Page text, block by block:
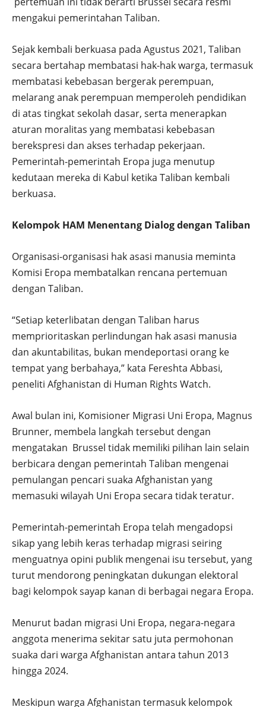
mengakui pemerintahan Taliban.
Sejak kembali berkuasa pada Agustus 2021, Taliban
secara bertahap membatasi hak-hak warga, termasuk
membatasi kebebasan bergerak perempuan,
melarang anak perempuan memperoleh pendidikan
di atas tingkat sekolah dasar, serta menerapkan
aturan moralitas yang membatasi kebebasan
berekspresi dan akses terhadap pekerjaan.
Pemerintah-pemerintah Eropa juga menutup
kedutaan mereka di Kabul ketika Taliban kembali
berkuasa.
Kelompok HAM Menentang Dialog dengan Taliban
Organisasi-organisasi hak asasi manusia meminta
Komisi Eropa membatalkan rencana pertemuan
dengan Taliban.
“Setiap keterlibatan dengan Taliban harus
memprioritaskan perlindungan hak asasi manusia
dan akuntabilitas, bukan mendeportasi orang ke
tempat yang berbahaya,” kata Fereshta Abbasi,
peneliti Afghanistan di Human Rights Watch.
Awal bulan ini, Komisioner Migrasi Uni Eropa, Magnus
Brunner, membela langkah tersebut dengan
mengatakan Brussel tidak memiliki pilihan lain selain
berbicara dengan pemerintah Taliban mengenai
pemulangan pencari suaka Afghanistan yang
memasuki wilayah Uni Eropa secara tidak teratur.
Pemerintah-pemerintah Eropa telah mengadopsi
sikap yang lebih keras terhadap migrasi seiring
menguatnya opini publik mengenai isu tersebut, yang
turut mendorong peningkatan dukungan elektoral
bagi kelompok sayap kanan di berbagai negara Eropa.
Menurut badan migrasi Uni Eropa, negara-negara
anggota menerima sekitar satu juta permohonan
suaka dari warga Afghanistan antara tahun 2013
hingga 2024.
Meskipun warga Afghanistan termasuk kelompok